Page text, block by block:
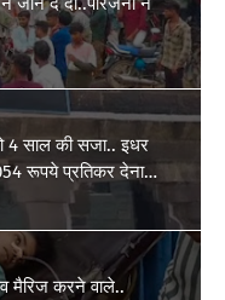
4 साल की सजा.. इधर
रूपये प्रतिकर देना
मैरिज करने वाले..